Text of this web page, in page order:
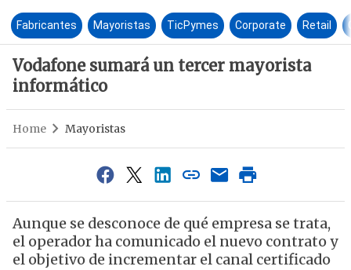
Fabricantes Mayoristas TicPymes Corporate Retail
Vodafone sumará un tercer mayorista
informático
Home Mayoristas
Aunque se desconoce de qué empresa se trata,
el operador ha comunicado el nuevo contrato y
el objetivo de incrementar el canal certificado